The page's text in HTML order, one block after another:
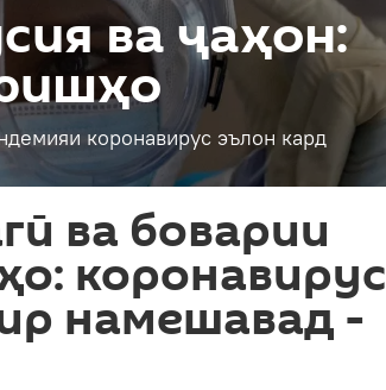
ва ҷаҳон:
коронавирус эълон кард
ва боварии
коронавирус
намешавад -